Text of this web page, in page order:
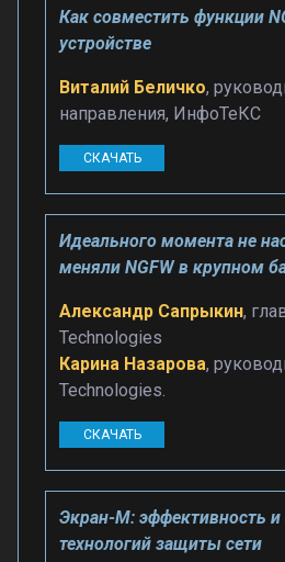
Как совместить функции
устройстве
Виталий Беличко,
направления, ИнфоТеКС
СКАЧАТЬ
Идеального момента не
меняли NGFW в крупном
Александр Сапрыкин,
Technologies
Карина Назарова,
Technologies.
СКАЧАТЬ
Экран-М: эффективность
технологий защиты сети